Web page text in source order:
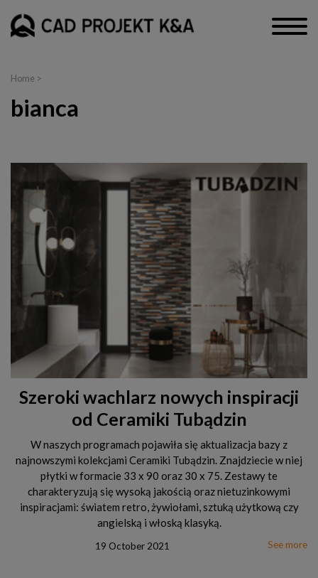
Home >
bianca
Szeroki wachlarz nowych inspiracji
od Ceramiki Tubądzin
W naszych programach pojawiła się aktualizacja bazy z
najnowszymi kolekcjami Ceramiki Tubądzin. Znajdziecie w niej
płytki w formacie 33 x 90 oraz 30 x 75. Zestawy te
charakteryzują się wysoką jakością oraz nietuzinkowymi
inspiracjami: światem retro, żywiołami, sztuką użytkową czy
angielską i włoską klasyką.
19 October 2021 See more